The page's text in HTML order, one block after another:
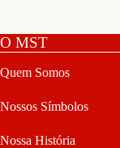
O MST
Quem Somos
Nossos Símbolos
Nossa História